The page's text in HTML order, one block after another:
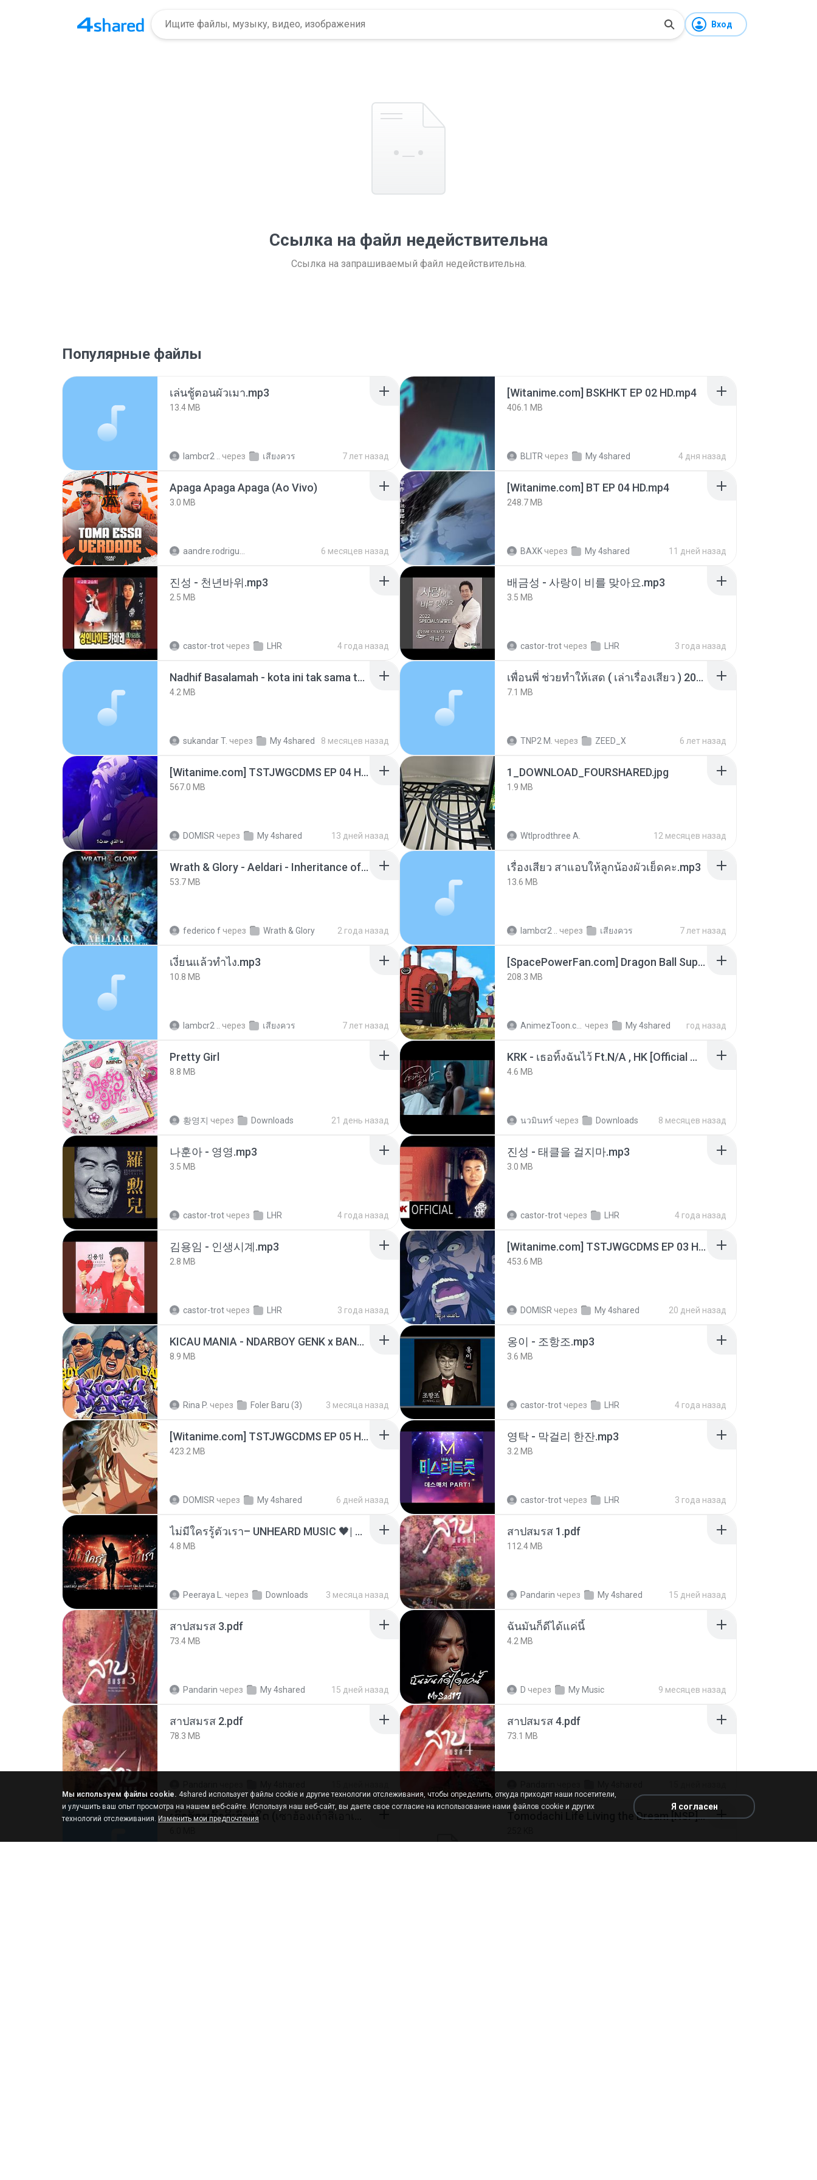
Вход
Ссылка на файл недействительна
Ссылка на запрашиваемый файл недействительна.
Популярные файлы
เล่นชู้ตอนผัวเมา.mp3
13.4 MB
lambcr2 .. через เสียงควร 7 лет назад
[Witanime.com] BSKHKT EP 02 HD.mp4
406.1 MB
BLITR через My 4shared 4 дня назад
Apaga Apaga Apaga (Ao Vivo)
3.0 MB
6 месяцев назад
[Witanime.com] BT EP 04 HD.mp4
248.7 MB
BAXK через My 4shared 11 дней назад
진성 - 천년바위.mp3
2.5 MB
castor-trot через LHR 4 года назад
배금성 - 사랑이 비를 맞아요.mp3
3.5 MB
castor-trot через LHR 3 года назад
Nadhif Basalamah - kota ini tak sama tanpamu (Official Lyric Video).mp3
4.2 MB
sukandar T. через My 4shared 8 месяцев назад
เพื่อนพี่ ช่วยทำให้เสด ( เล่าเรื่องเสียว ) 201.mp3
7.1 MB
TNP2 M. через ZEED_X 6 лет назад
[Witanime.com] TSTJWGCDMS EP 04 HD.mp4
567.0 MB
DOMISR через My 4shared 13 дней назад
1_DOWNLOAD_FOURSHARED.jpg
1.9 MB
Wtlprodthree A. 12 месяцев назад
Wrath & Glory - Aeldari - Inheritance of Embers.pdf
53.7 MB
federico f через Wrath & Glory 2 года назад
เรื่องเสียว สาแอบให้ลูกน้องผัวเย็ดคะ.mp3
13.6 MB
lambcr2 .. через เสียงควร 7 лет назад
เงี่ยนแล้วทำไง.mp3
10.8 MB
lambcr2 .. через เสียงควร 7 лет назад
[SpacePowerFan.com] Dragon Ball Super EP1 480p.mp4
208.3 MB
через My 4shared год назад
Pretty Girl
8.8 MB
황영지 через Downloads 21 день назад
KRK - เธอทิ้งฉันไว้ Ft.N/A , HK [Official MV]
4.6 MB
นวมินทร์ через Downloads 8 месяцев назад
나훈아 - 영영.mp3
3.5 MB
castor-trot через LHR 4 года назад
진성 - 태클을 걸지마.mp3
3.0 MB
castor-trot через LHR 4 года назад
김용임 - 인생시계.mp3
2.8 MB
castor-trot через LHR 3 года назад
[Witanime.com] TSTJWGCDMS EP 03 HD.mp4
453.6 MB
DOMISR через My 4shared 20 дней назад
KICAU MANIA - NDARBOY GENK x BANDITOZ YAOW 86 (OFFICIAL LYRIC VIDEO) GAS POL NDANGAK
8.9 MB
Rina P. через Foler Baru (3) 3 месяца назад
옹이 - 조항조.mp3
3.6 MB
castor-trot через LHR 4 года назад
[Witanime.com] TSTJWGCDMS EP 05 HD.mp4
423.2 MB
DOMISR через My 4shared 6 дней назад
영탁 - 막걸리 한잔.mp3
3.2 MB
castor-trot через LHR 3 года назад
ไม่มีใครรู้ตัวเรา– UNHEARD MUSIC 🖤| Official Lyric Video | เพลงสู้ชีวิต
4.8 MB
Peeraya L. через Downloads 3 месяца назад
สาปสมรส 1.pdf
112.4 MB
Pandarin через My 4shared 15 дней назад
สาปสมรส 3.pdf
73.4 MB
Pandarin через My 4shared 15 дней назад
ฉันมันก็ดีได้แค่นี้
4.2 MB
D через My Music 9 месяцев назад
สาปสมรส 2.pdf
78.3 MB
สาปสมรส 4.pdf
73.1 MB
Tomodachi Life Living the Dream [NSP].torrent
Мы используем файлы cookie. 4shared использует файлы cookie и другие технологии отслеживания, чтобы определить, откуда приходят наши посетители,
и улучшить ваш опыт просмотра на нашем веб-сайте. Используя наш веб-сайт, вы даете свое согласие на использование нами файлов cookie и других
технологий отслеживания. Изменить мои предпочтения
Я согласен